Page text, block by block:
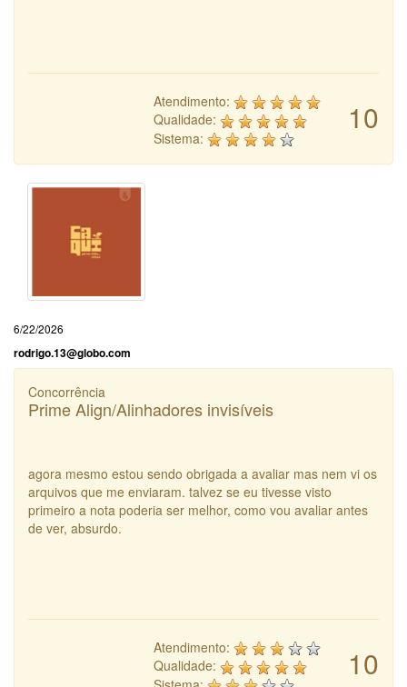
10
Atendimento:
Qualidade:
Sistema:
6/22/2026
rodrigo.13@globo.com
Concorrência
Prime Align/Alinhadores invisíveis
agora mesmo estou sendo obrigada a avaliar mas nem vi os
arquivos que me enviaram. talvez se eu tivesse visto
primeiro a nota poderia ser melhor, como vou avaliar antes
de ver, absurdo.
10
Atendimento:
Qualidade: